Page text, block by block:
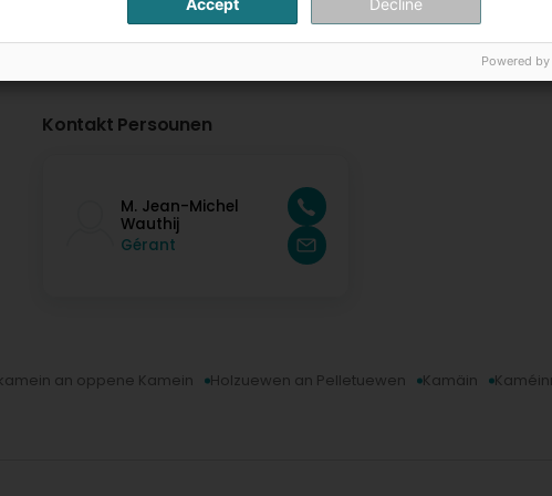
Kontakt Persounen
M. Jean-Michel
Wauthij
Gérant
an oppene Kamein Holzuewen an Pelletuewen Kamäin
Accept Decline
Powered by